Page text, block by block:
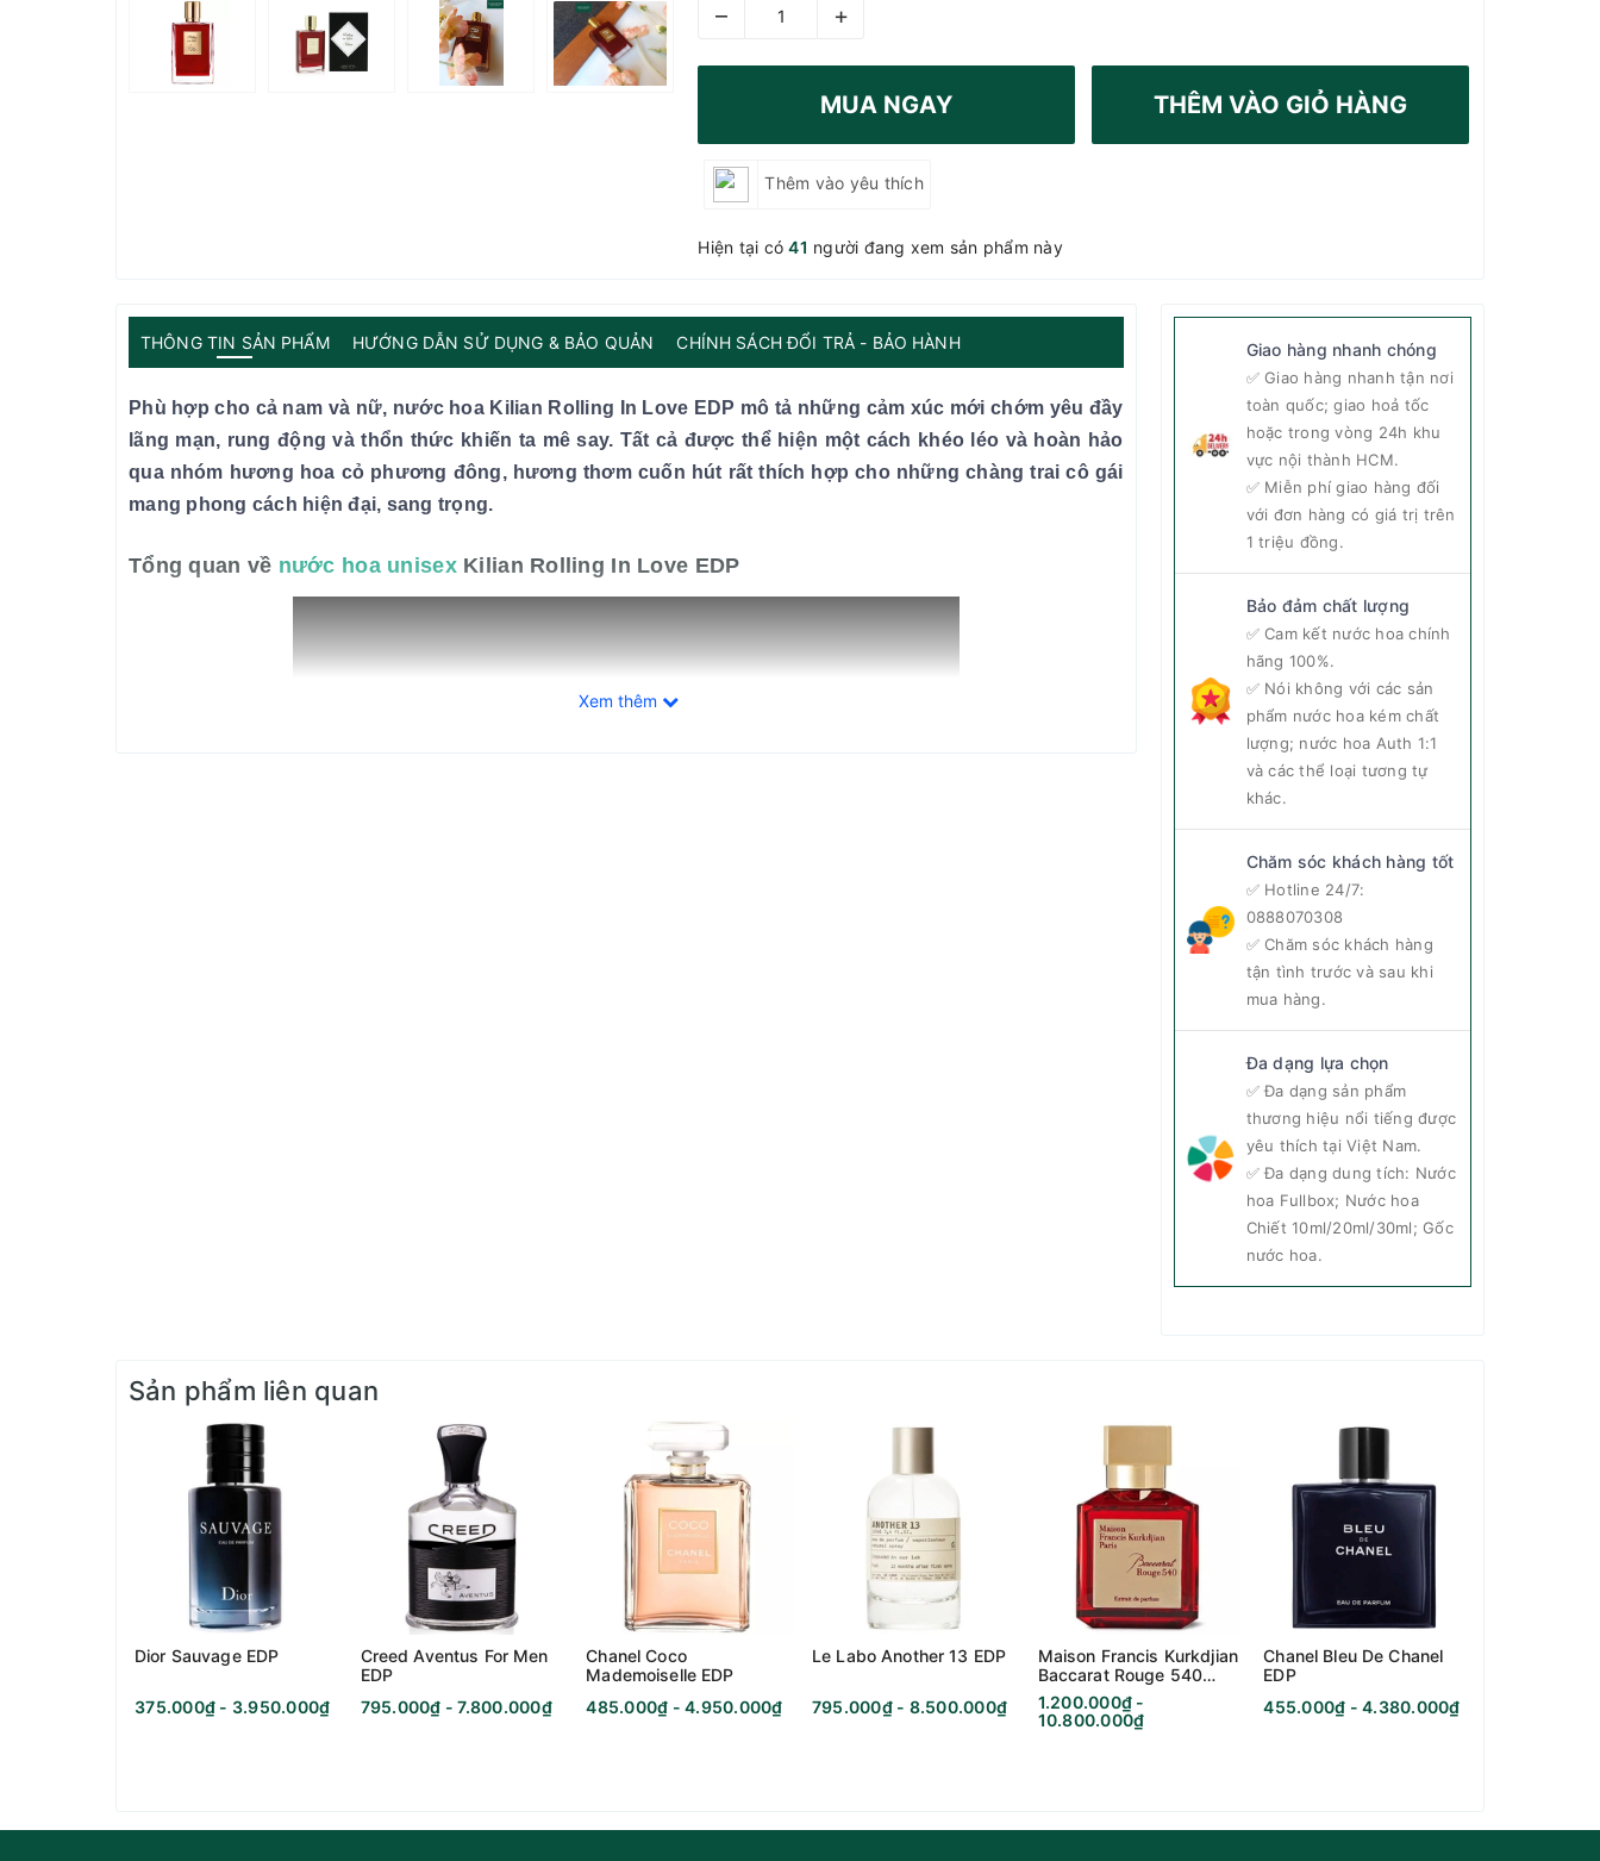
– +
MUA NGAY THÊM VÀO GIỎ HÀNG
Thêm vào yêu thích
Hiện tại có41 người đang xem sản phẩm này
THÔNG TIN SẢN PHẨM HƯỚNG DẪN SỬ DỤNG & BẢO QUẢN CHÍNH SÁCH ĐỔI TRẢ - BẢO HÀNH
Phù hợp cho cả nam và nữ, nước hoa Kilian Rolling In Love EDP mô tả những cảm xúc mới chớm yêu đầy
lãng mạn, rung động và thổn thức khiến ta mê say. Tất cả được thể hiện một cách khéo léo và hoàn hảo
qua nhóm hương hoa cỏ phương đông, hương thơm cuốn hút rất thích hợp cho những chàng trai cô gái
mang phong cách hiện đại, sang trọng.
Tổng quan về nước hoa unisexKilian Rolling In Love EDP
Nồng độ:
Nhà pha chế: Alberto Morillas
Độ lưu hương: Lâu - 7 giờ đến 12 giờ
Phong cách: Sang trọng, Quyến rũ, Hiện đại
Độ toả hương: Gần - Trong vòng 1 cánh tay
Xem thêm
Giao hàng nhanh chóng
✅ Giao hàng nhanh tận nơi
toàn quốc; giao hoả tốc
hoặc trong vòng 24h khu
vực nội thành HCM.
✅ Miễn phí giao hàng đối
với đơn hàng có giá trị trên
1 triệu đồng.
Bảo đảm chất lượng
✅ Cam kết nước hoa chính
hãng 100%.
✅ Nói không với các sản
phẩm nước hoa kém chất
lượng; nước hoa Auth 1:1
và các thể loại tương tự
khác.
Chăm sóc khách hàng tốt
✅ Hotline 24/7:
0888070308
✅ Chăm sóc khách hàng
tận tình trước và sau khi
mua hàng.
Đa dạng lựa chọn
✅ Đa dạng sản phẩm
thương hiệu nổi tiếng được
yêu thích tại Việt Nam.
✅ Đa dạng dung tích: Nước
hoa Fullbox; Nước hoa
Chiết 10ml/20ml/30ml; Gốc
nước hoa.
Sản phẩm liên quan
Dior Sauvage EDP
375.000₫ - 3.950.000₫
Creed Aventus For Men
EDP
795.000₫ - 7.800.000₫
Chanel Coco
Mademoiselle EDP
485.000₫ - 4.950.000₫
Le Labo Another 13 EDP
795.000₫ - 8.500.000₫
Maison Francis Kurkdjian
Baccarat Rouge 540
Extrait De Parfum
1.200.000₫ -
10.800.000₫
Chanel Bleu De Chanel
EDP
455.000₫ - 4.380.000₫